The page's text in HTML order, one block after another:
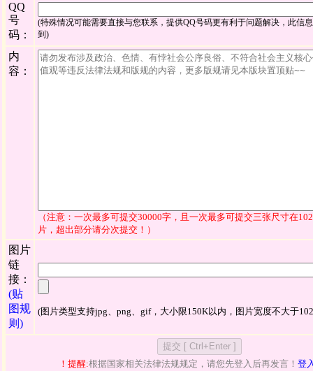
QQ
号
码：
(特殊情况可能需要直接与您联系，提供QQ号码更有利于问题解决，此信
到)
内
容：
（注意：一次最多可提交30000字，且一次最多可提交三张尺寸在
片，超出部分请分次提交！）
图片
链
接：
(贴
图规
则)
(图片类型支持jpg、png、gif，大小限150K以内，图片宽度不大于
！提醒:根据国家相关法律法规规定，请您先登入后再发言！ 登